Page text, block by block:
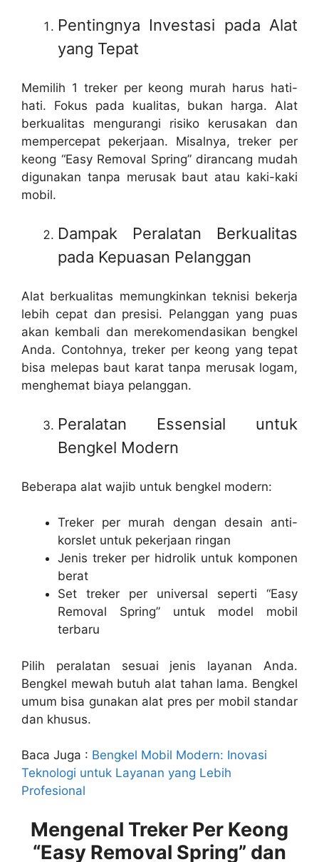
Pentingnya Investasi pada Alat
yang Tepat
Memilih 1 treker per keong murah harus hati-
hati. Fokus pada kualitas, bukan harga. Alat
berkualitas mengurangi risiko kerusakan dan
mempercepat pekerjaan. Misalnya, treker per
keong “Easy Removal Spring” dirancang mudah
digunakan tanpa merusak baut atau kaki-kaki
mobil.
Dampak Peralatan Berkualitas
pada Kepuasan Pelanggan
Alat berkualitas memungkinkan teknisi bekerja
lebih cepat dan presisi. Pelanggan yang puas
akan kembali dan merekomendasikan bengkel
Anda. Contohnya, treker per keong yang tepat
bisa melepas baut karat tanpa merusak logam,
menghemat biaya pelanggan.
Peralatan Essensial untuk
Bengkel Modern
Beberapa alat wajib untuk bengkel modern:
Treker per murah dengan desain anti-
korslet untuk pekerjaan ringan
Jenis treker per hidrolik untuk komponen
berat
Set treker per universal seperti “Easy
Removal Spring” untuk model mobil
terbaru
Pilih peralatan sesuai jenis layanan Anda.
Bengkel mewah butuh alat tahan lama. Bengkel
umum bisa gunakan alat pres per mobil standar
dan khusus.
Baca Juga : Bengkel Mobil Modern: Inovasi
Teknologi untuk Layanan yang Lebih
Profesional
Mengenal Treker Per Keong
“Easy Removal Spring” dan